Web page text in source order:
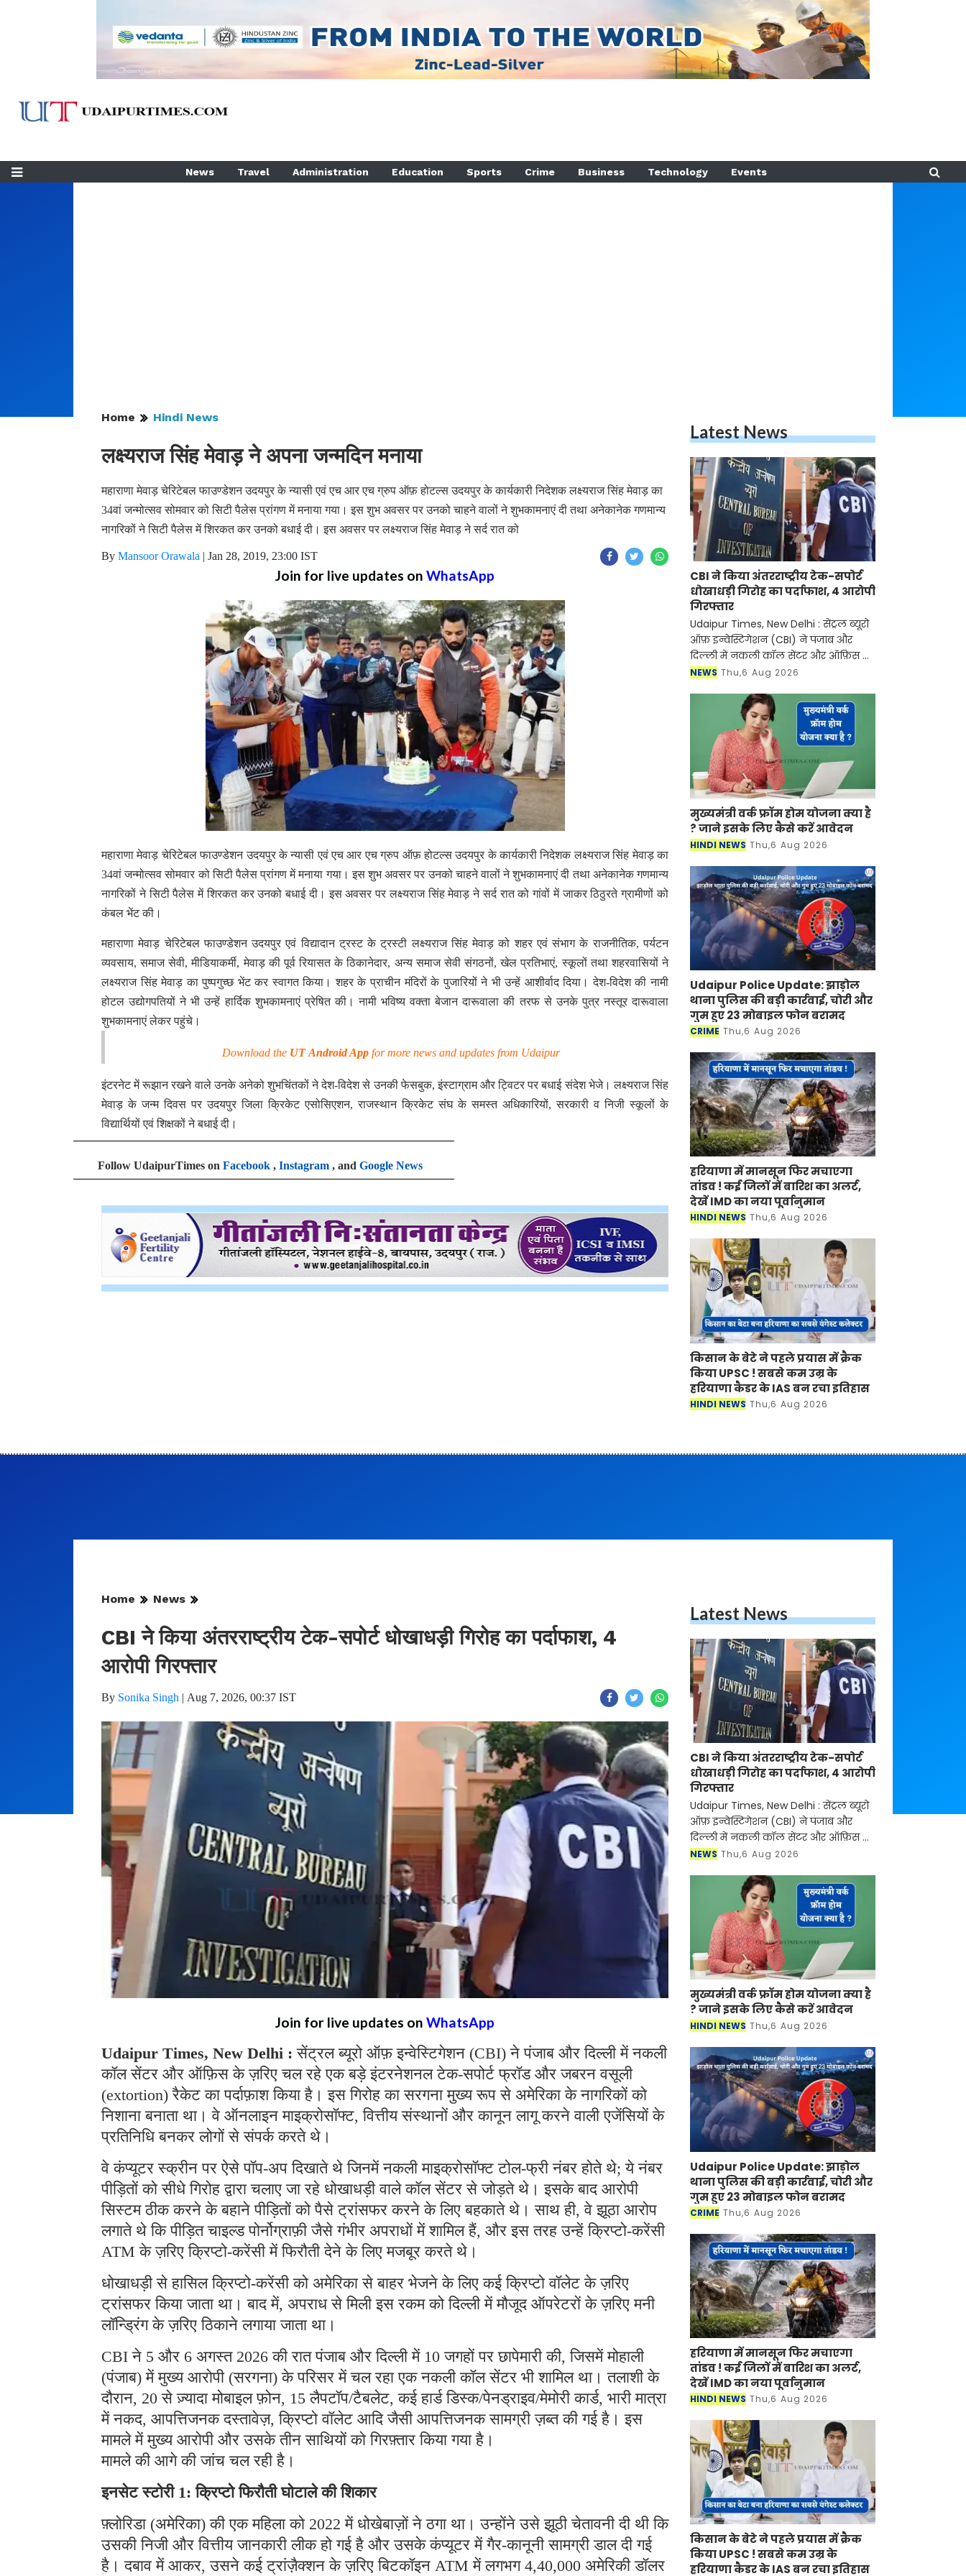
News Travel Administration Education Sports Crime Business Technology Events
Home Hindi News
लक्ष्यराज सिंह मेवाड़ ने अपना जन्मदिन मनाया
महाराणा मेवाड़ चेरिटेबल फाउण्डेशन उदयपुर के न्यासी एवं एच आर एच ग्रुप ऑफ़ होटल्स उदयपुर के कार्यकारी निदेशक लक्ष्यराज सिंह मेवाड़ का
34वां जन्मोत्सव सोमवार को सिटी पैलेस प्रांगण में मनाया गया। इस शुभ अवसर पर उनको चाहने वालों ने शुभकामनाएं दी तथा अनेकानेक गणमान्य
नागरिकों ने सिटी पैलेस में शिरकत कर उनको बधाई दी। इस अवसर पर लक्ष्यराज सिंह मेवाड़ ने सर्द रात को
By Mansoor Orawala | Jan 28, 2019, 23:00 IST
Join for live updates on WhatsApp
महाराणा मेवाड़ चेरिटेबल फाउण्डेशन उदयपुर के न्यासी एवं एच आर एच ग्रुप ऑफ़ होटल्स उदयपुर के कार्यकारी निदेशक लक्ष्यराज सिंह मेवाड़ का
34वां जन्मोत्सव सोमवार को सिटी पैलेस प्रांगण में मनाया गया। इस शुभ अवसर पर उनको चाहने वालों ने शुभकामनाएं दी तथा अनेकानेक गणमान्य
नागरिकों ने सिटी पैलेस में शिरकत कर उनको बधाई दी। इस अवसर पर लक्ष्यराज सिंह मेवाड़ ने सर्द रात को गांवों में जाकर ठिठुरते ग्रामीणों को
कंबल भेंट की।
महाराणा मेवाड़ चेरिटेबल फाउण्डेशन उदयपुर एवं विद्यादान ट्रस्ट के ट्रस्टी लक्ष्यराज सिंह मेवाड़ को शहर एवं संभाग के राजनीतिक, पर्यटन
व्यवसाय, समाज सेवी, मीडियाकर्मी, मेवाड़ की पूर्व रियासत के ठिकानेदार, अन्य समाज सेवी संगठनों, खेल प्रतिभाएं, स्कूलों तथा शहरवासियों ने
लक्ष्यराज सिंह मेवाड़ का पुष्पगुच्छ भेंट कर स्वागत किया। शहर के प्राचीन मंदिरों के पुजारियों ने भी उन्हें आशीर्वाद दिया। देश-विदेश की नामी
होटल उद्योगपतियों ने भी उन्हें हार्दिक शुभकामनाएं प्रेषित की। नामी भविष्य वक्ता बेजान दारूवाला की तरफ से उनके पुत्र नस्तूर दारूवाला
शुभकामनाएं लेकर पहुंचे।
Download the UT Android App for more news and updates from Udaipur
इंटरनेट में रूझान रखने वाले उनके अनेको शुभचिंतकों ने देश-विदेश से उनकी फेसबुक, इंस्टाग्राम और ट्विटर पर बधाई संदेश भेजे। लक्ष्यराज सिंह
मेवाड़ के जन्म दिवस पर उदयपुर जिला क्रिकेट एसोसिएशन, राजस्थान क्रिकेट संघ के समस्त अधिकारियों, सरकारी व निजी स्कूलों के
विद्यार्थियों एवं शिक्षकों ने बधाई दी।
Follow UdaipurTimes on Facebook , Instagram , and Google News
Latest News
CBI ने किया अंतरराष्ट्रीय टेक-सपोर्ट
धोखाधड़ी गिरोह का पर्दाफाश, 4 आरोपी
गिरफ्तार
Udaipur Times, New Delhi : सेंट्रल ब्यूरो
ऑफ़ इन्वेस्टिगेशन (CBI) ने पंजाब और
दिल्ली में नकली कॉल सेंटर और ऑफ़िस के
ज़रिए चल रहे एक बड़े इंटरनेशनल टेक-
NEWS Thu,6 Aug 2026
मुख्यमंत्री वर्क फ्रॉम होम योजना क्या है
? जाने इसके लिए कैसे करें आवेदन
HINDI NEWS Thu,6 Aug 2026
Udaipur Police Update: झाड़ोल
थाना पुलिस की बड़ी कार्रवाई, चोरी और
गुम हुए 23 मोबाइल फोन बरामद
CRIME Thu,6 Aug 2026
हरियाणा में मानसून फिर मचाएगा
तांडव ! कई जिलों में बारिश का अलर्ट,
देखें IMD का नया पूर्वानुमान
HINDI NEWS Thu,6 Aug 2026
किसान के बेटे ने पहले प्रयास में क्रैक
किया UPSC ! सबसे कम उम्र के
हरियाणा कैडर के IAS बन रचा इतिहास
HINDI NEWS Thu,6 Aug 2026
Home News
CBI ने किया अंतरराष्ट्रीय टेक-सपोर्ट धोखाधड़ी गिरोह का पर्दाफाश, 4
आरोपी गिरफ्तार
By Sonika Singh | Aug 7, 2026, 00:37 IST
Join for live updates on WhatsApp
Udaipur Times, New Delhi :सेंट्रल ब्यूरो ऑफ़ इन्वेस्टिगेशन (CBI) ने पंजाब और दिल्ली में नकली
कॉल सेंटर और ऑफ़िस के ज़रिए चल रहे एक बड़े इंटरनेशनल टेक-सपोर्ट फ्रॉड और जबरन वसूली
(extortion) रैकेट का पर्दाफ़ाश किया है। इस गिरोह का सरगना मुख्य रूप से अमेरिका के नागरिकों को
निशाना बनाता था। वे ऑनलाइन माइक्रोसॉफ्ट, वित्तीय संस्थानों और कानून लागू करने वाली एजेंसियों के
प्रतिनिधि बनकर लोगों से संपर्क करते थे।
वे कंप्यूटर स्क्रीन पर ऐसे पॉप-अप दिखाते थे जिनमें नकली माइक्रोसॉफ्ट टोल-फ्री नंबर होते थे; ये नंबर
पीड़ितों को सीधे गिरोह द्वारा चलाए जा रहे धोखाधड़ी वाले कॉल सेंटर से जोड़ते थे। इसके बाद आरोपी
सिस्टम ठीक करने के बहाने पीड़ितों को पैसे ट्रांसफर करने के लिए बहकाते थे। साथ ही, वे झूठा आरोप
लगाते थे कि पीड़ित चाइल्ड पोर्नोग्राफ़ी जैसे गंभीर अपराधों में शामिल हैं, और इस तरह उन्हें क्रिप्टो-करेंसी
ATM के ज़रिए क्रिप्टो-करेंसी में फिरौती देने के लिए मजबूर करते थे।
धोखाधड़ी से हासिल क्रिप्टो-करेंसी को अमेरिका से बाहर भेजने के लिए कई क्रिप्टो वॉलेट के ज़रिए
ट्रांसफर किया जाता था। बाद में, अपराध से मिली इस रकम को दिल्ली में मौजूद ऑपरेटरों के ज़रिए मनी
लॉन्ड्रिंग के ज़रिए ठिकाने लगाया जाता था।
CBI ने 5 और 6 अगस्त 2026 की रात पंजाब और दिल्ली में 10 जगहों पर छापेमारी की, जिसमें मोहाली
(पंजाब) में मुख्य आरोपी (सरगना) के परिसर में चल रहा एक नकली कॉल सेंटर भी शामिल था। तलाशी के
दौरान, 20 से ज़्यादा मोबाइल फ़ोन, 15 लैपटॉप/टैबलेट, कई हार्ड डिस्क/पेनड्राइव/मेमोरी कार्ड, भारी मात्रा
में नकद, आपत्तिजनक दस्तावेज़, क्रिप्टो वॉलेट आदि जैसी आपत्तिजनक सामग्री ज़ब्त की गई है। इस
मामले में मुख्य आरोपी और उसके तीन साथियों को गिरफ़्तार किया गया है।
मामले की आगे की जांच चल रही है।
इनसेट स्टोरी 1: क्रिप्टो फिरौती घोटाले की शिकार
फ़्लोरिडा (अमेरिका) की एक महिला को 2022 में धोखेबाज़ों ने ठगा था। उन्होंने उसे झूठी चेतावनी दी थी कि
उसकी निजी और वित्तीय जानकारी लीक हो गई है और उसके कंप्यूटर में गैर-कानूनी सामग्री डाल दी गई
है। दबाव में आकर, उसने कई ट्रांज़ैक्शन के ज़रिए बिटकॉइन ATM में लगभग 4,40,000 अमेरिकी डॉलर
Latest News
CBI ने किया अंतरराष्ट्रीय टेक-सपोर्ट
धोखाधड़ी गिरोह का पर्दाफाश, 4 आरोपी
गिरफ्तार
Udaipur Times, New Delhi : सेंट्रल ब्यूरो
ऑफ़ इन्वेस्टिगेशन (CBI) ने पंजाब और
दिल्ली में नकली कॉल सेंटर और ऑफ़िस के
ज़रिए चल रहे एक बड़े इंटरनेशनल टेक-
NEWS Thu,6 Aug 2026
मुख्यमंत्री वर्क फ्रॉम होम योजना क्या है
? जाने इसके लिए कैसे करें आवेदन
HINDI NEWS Thu,6 Aug 2026
Udaipur Police Update: झाड़ोल
थाना पुलिस की बड़ी कार्रवाई, चोरी और
गुम हुए 23 मोबाइल फोन बरामद
CRIME Thu,6 Aug 2026
हरियाणा में मानसून फिर मचाएगा
तांडव ! कई जिलों में बारिश का अलर्ट,
देखें IMD का नया पूर्वानुमान
HINDI NEWS Thu,6 Aug 2026
किसान के बेटे ने पहले प्रयास में क्रैक
किया UPSC ! सबसे कम उम्र के
हरियाणा कैडर के IAS बन रचा इतिहास